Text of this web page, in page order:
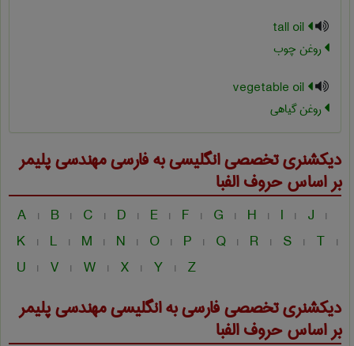
روغن چوب
روغن گیاهی
دیکشنری تخصصی انگلیسی به فارسیمهندسی پليمر
بر اساس حروف الفبا
A | B | C | D | E | F | G | H | I | J |
K | L | M | N | O | P | Q | R | S | T |
U | V | W | X | Y | Z
دیکشنری تخصصی فارسی به انگلیسیمهندسی پليمر
بر اساس حروف الفبا